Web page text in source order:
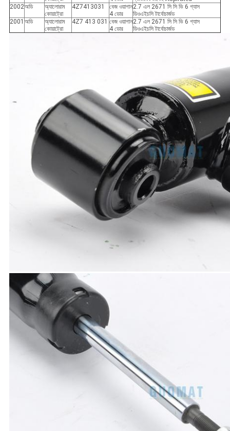
2002অডি
অ্যালোরাম
কোয়াট্রো
4Z7413031
বেজ ওয়াগান
4 ডোর
2.7 এল 2671 সি সি ভি 6 গ্যাস
ডিওএইচসি টার্বোচার্জড
2001 অডি
অ্যালোরাম
কোয়াট্রো
4Z7 413 031 বেজ ওয়াগান
4 ডোর
2.7 এল 2671 সি সি ভি 6 গ্যাস
ডিওএইচসি টার্বোচার্জড